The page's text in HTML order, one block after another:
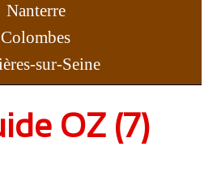
Nanterre
Colombes
sur-Seine
Malmaison
sur-SeineOZ (7)